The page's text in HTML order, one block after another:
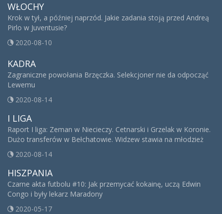
WŁOCHY
Krok w tył, a później naprzód. Jakie zadania stoją przed Andreą
Pirlo w Juventusie?
2020-08-10
KADRA
Zagraniczne powołania Brzęczka. Selekcjoner nie da odpocząć
Lewemu
2020-08-14
I LIGA
Raport I liga: Zeman w Niecieczy. Cetnarski i Grzelak w Koronie.
Dużo transferów w Bełchatowie. Widzew stawia na młodzież
2020-08-14
HISZPANIA
Czarne akta futbolu #10: Jak przemycać kokainę, uczą Edwin
Congo i były lekarz Maradony
2020-05-17